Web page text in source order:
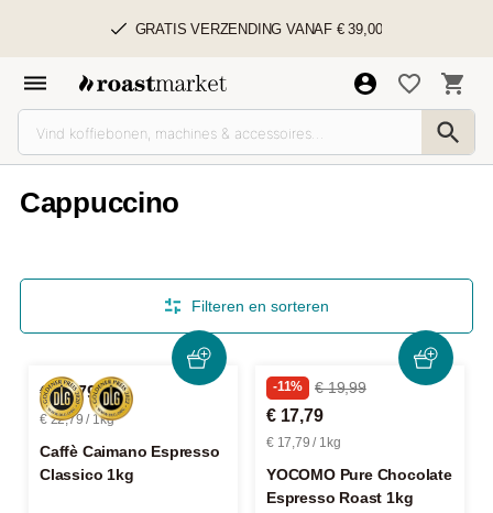
GRATIS VERZENDING VANAF € 39,00
Cappuccino
Filteren en sorteren
€ 22,79
€ 22,79 / 1kg
Caffè Caimano Espresso
Classico 1kg
-11% € 19,99
€ 17,79
€ 17,79 / 1kg
YOCOMO Pure Chocolate
Espresso Roast 1kg